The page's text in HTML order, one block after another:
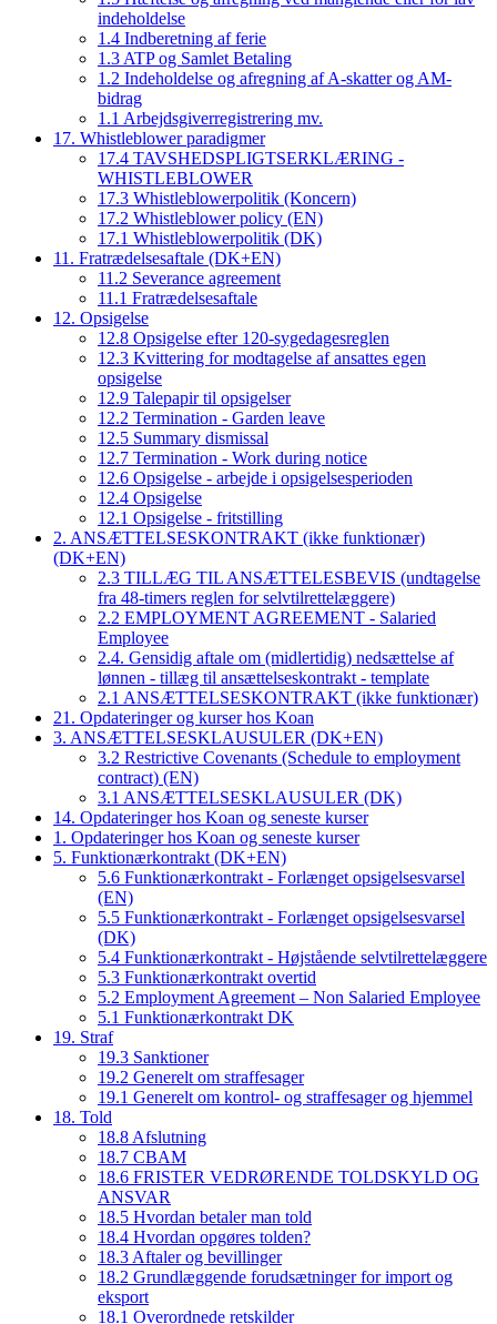
indeholdelse
1.4 Indberetning af ferie
1.3 ATP og Samlet Betaling
1.2 Indeholdelse og afregning af A-skatter og AM-
bidrag
1.1 Arbejdsgiverregistrering mv.
17. Whistleblower paradigmer
17.4 TAVSHEDSPLIGTSERKLÆRING -
WHISTLEBLOWER
17.3 Whistleblowerpolitik (Koncern)
17.2 Whistleblower policy (EN)
17.1 Whistleblowerpolitik (DK)
11. Fratrædelsesaftale (DK+EN)
11.2 Severance agreement
11.1 Fratrædelsesaftale
12. Opsigelse
12.8 Opsigelse efter 120-sygedagesreglen
12.3 Kvittering for modtagelse af ansattes egen
opsigelse
12.9 Talepapir til opsigelser
12.2 Termination - Garden leave
12.5 Summary dismissal
12.7 Termination - Work during notice
12.6 Opsigelse - arbejde i opsigelsesperioden
12.4 Opsigelse
12.1 Opsigelse - fritstilling
2. ANSÆTTELSESKONTRAKT (ikke funktionær)
(DK+EN)
2.3 TILLÆG TIL ANSÆTTELESBEVIS (undtagelse
fra 48-timers reglen for selvtilrettelæggere)
2.2 EMPLOYMENT AGREEMENT - Salaried
Employee
2.4. Gensidig aftale om (midlertidig) nedsættelse af
lønnen - tillæg til ansættelseskontrakt - template
2.1 ANSÆTTELSESKONTRAKT (ikke funktionær)
21. Opdateringer og kurser hos Koan
3. ANSÆTTELSESKLAUSULER (DK+EN)
3.2 Restrictive Covenants (Schedule to employment
contract) (EN)
3.1 ANSÆTTELSESKLAUSULER (DK)
14. Opdateringer hos Koan og seneste kurser
1. Opdateringer hos Koan og seneste kurser
5. Funktionærkontrakt (DK+EN)
5.6 Funktionærkontrakt - Forlænget opsigelsesvarsel
(EN)
5.5 Funktionærkontrakt - Forlænget opsigelsesvarsel
(DK)
5.4 Funktionærkontrakt - Højstående selvtilrettelæggere
5.3 Funktionærkontrakt overtid
5.2 Employment Agreement – Non Salaried Employee
5.1 Funktionærkontrakt DK
19. Straf
19.3 Sanktioner
19.2 Generelt om straffesager
19.1 Generelt om kontrol- og straffesager og hjemmel
18. Told
18.8 Afslutning
18.7 CBAM
18.6 FRISTER VEDRØRENDE TOLDSKYLD OG
ANSVAR
18.5 Hvordan betaler man told
18.4 Hvordan opgøres tolden?
18.3 Aftaler og bevillinger
18.2 Grundlæggende forudsætninger for import og
eksport
18.1 Overordnede retskilder